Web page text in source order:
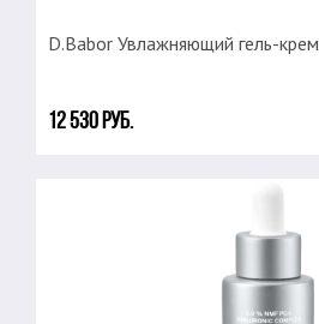
D.Babor Увлажняющий гель-крем
12 530 руб.